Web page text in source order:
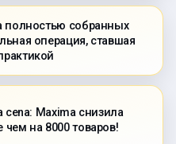
полностью собранных
операция, ставшая
cena: Maxima снизила
на 8000 товаров!